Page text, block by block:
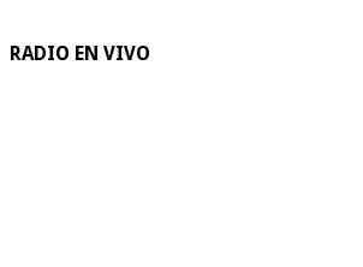
RADIO EN VIVO